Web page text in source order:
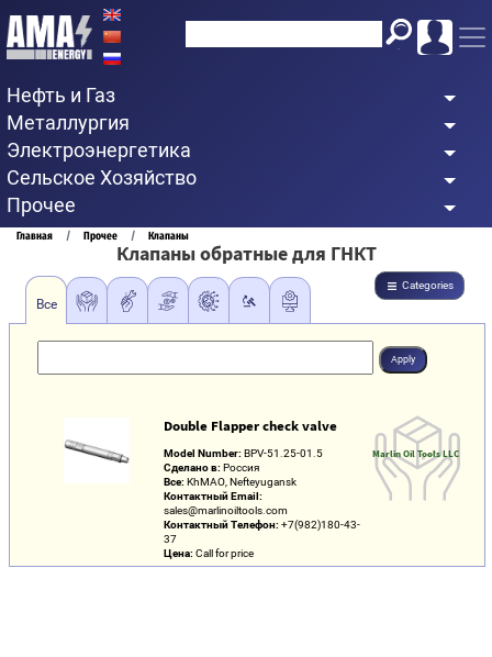
Перейти
к
содержанию
Нефть и Газ
Металлургия
Электроэнергетика
Сельское Хозяйство
Прочее
Строка
Главная Прочее Клапаны
Клапаны обратные для ГНКТ
Categories
Все
Double Flapper check valve
Model Number: BPV-51.25-01.5
Сделано в: Россия
Все: KhMAO, Nefteyugansk
Контактный Email:
sales@marlinoiltools.com
Контактный Телефон: +7(982)180-43-
37
Цена: Call for price
Marlin Oil Tools LLC